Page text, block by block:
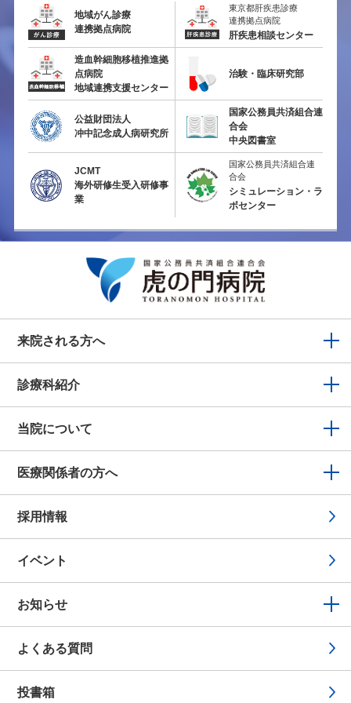
地域がん診療
連携拠点病院
東京都肝疾患診療
連携拠点病院
肝疾患相談センター
造血幹細胞移植推進拠
点病院
地域連携支援センター
治験・臨床研究部
公益財団法人
冲中記念成人病研究所
国家公務員共済組合連
合会
中央図書室
JCMT
海外研修生受入研修事
業
国家公務員共済組合連
合会
シミュレーション・ラ
ボセンター
来院される方へ
診療科紹介
当院について
医療関係者の方へ
採用情報
イベント
お知らせ
よくある質問
投書箱